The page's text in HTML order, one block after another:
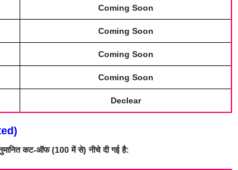
Coming Soon
Coming Soon
Coming Soon
Coming Soon
Declear
कट-ऑफ (100 में से) नीचे दी गई है: